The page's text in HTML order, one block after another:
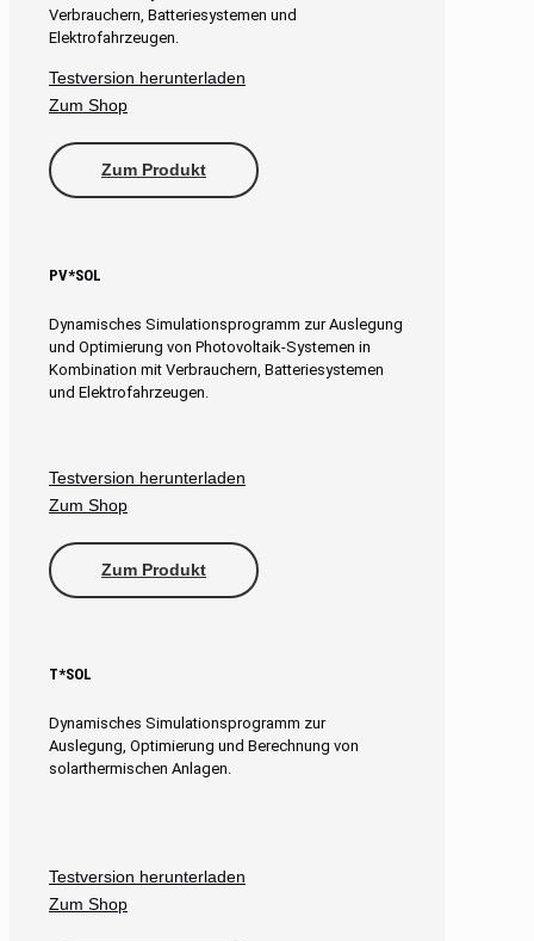
Verbrauchern, Batteriesystemen und
Elektrofahrzeugen.
Testversion herunterladen
Zum Shop
Zum Produkt
PV*SOL
Dynamisches Simulationsprogramm zur Auslegung
und Optimierung von Photovoltaik-Systemen in
Kombination mit Verbrauchern, Batteriesystemen
und Elektrofahrzeugen.
Testversion herunterladen
Zum Shop
Zum Produkt
T*SOL
Dynamisches Simulationsprogramm zur
Auslegung, Optimierung und Berechnung von
solarthermischen Anlagen.
Testversion herunterladen
Zum Shop